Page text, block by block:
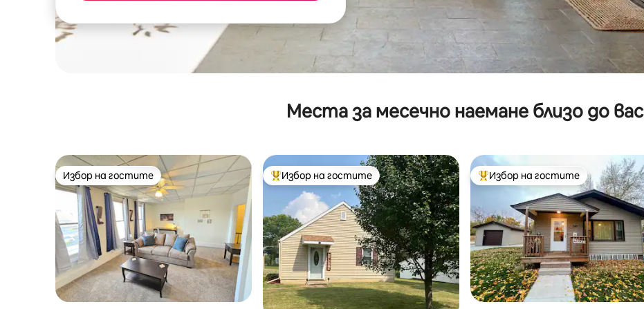
Места за месечно наемане близо до вас
Избор на гостите
Избор на гостите Най-популярен избор на гостите
Избор на гостите Най-популярен избор на гостите
Избор на гостите